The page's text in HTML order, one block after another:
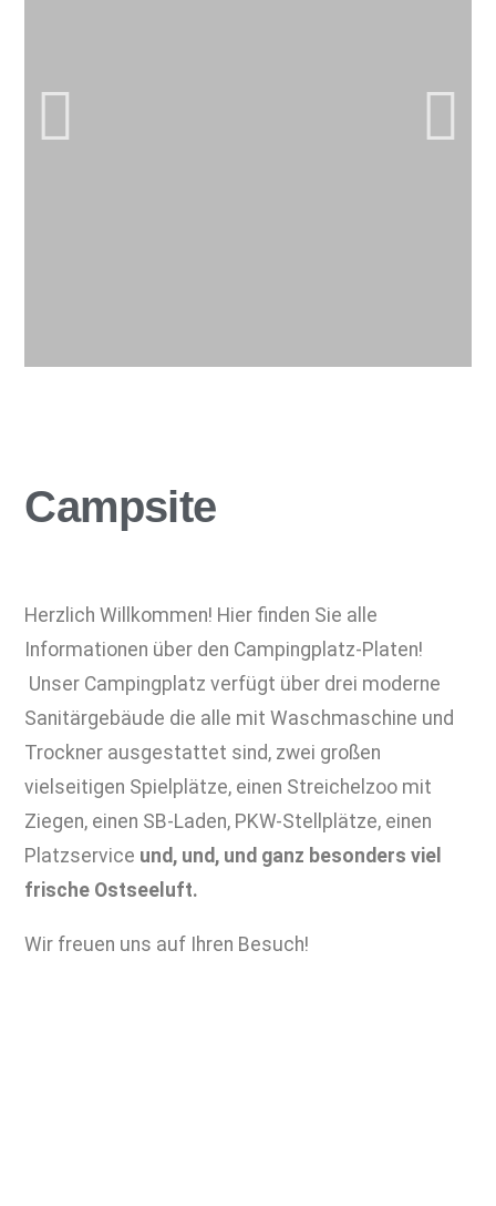
Campsite
Herzlich Willkommen! Hier finden Sie alle
Informationen über den Campingplatz-Platen!
Unser Campingplatz verfügt über drei moderne
Sanitärgebäude die alle mit Waschmaschine und
Trockner ausgestattet sind, zwei großen
vielseitigen Spielplätze, einen Streichelzoo mit
Ziegen, einen SB-Laden, PKW-Stellplätze, einen
Platzservice und, und, und ganz besonders viel
frische Ostseeluft.
Wir freuen uns auf Ihren Besuch!